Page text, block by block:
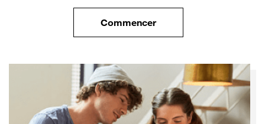
Commencerle tuto pour Transférer vos